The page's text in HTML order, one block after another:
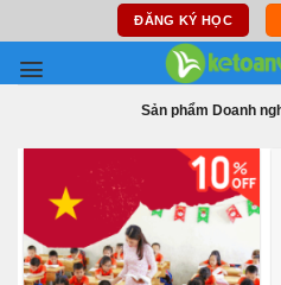
content
ĐĂNG KÝ HỌC
Sản phẩm Doanh